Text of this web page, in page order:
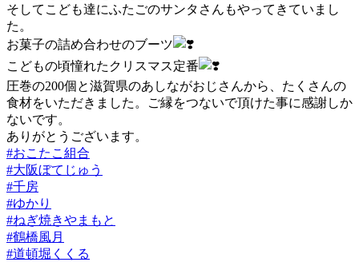
そしてこども達にふたごのサンタさんもやってきていまし
た。
お菓子の詰め合わせのブーツ
こどもの頃憧れたクリスマス定番
圧巻の200個と滋賀県のあしながおじさんから、たくさんの
食材をいただきました。ご縁をつないで頂けた事に感謝しか
ないです。
ありがとうございます。
#おこたこ組合
#大阪ぼてじゅう
#千房
#ゆかり
#ねぎ焼きやまもと
#鶴橋風月
#道頓堀くくる